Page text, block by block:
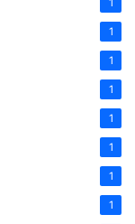
1
1
1
1
1
1
1
1